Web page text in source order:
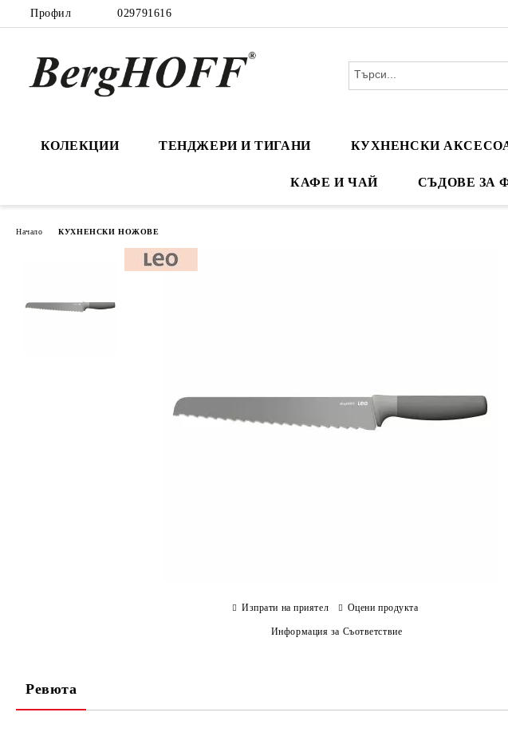
Профил 029791616
КОЛЕКЦИИ ТЕНДЖЕРИ И ТИГАНИ КУХНЕНСКИ
КАФЕ И ЧАЙ СЪДОВЕ ЗА
Начало КУХНЕНСКИ НОЖОВЕ
Изпрати на приятел Оцени продукта
Информация за Съответствие
Ревюта